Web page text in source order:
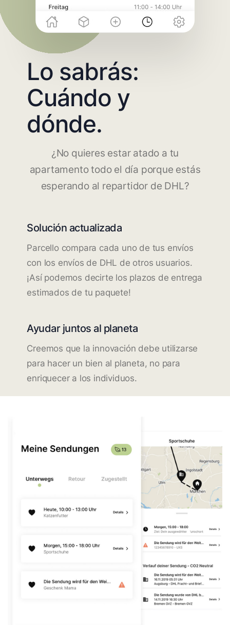
Lo sabrás:
Cuándo y
dónde.
¿No quieres estar atado a tu
apartamento todo el día porque estás
esperando al repartidor de DHL?
Solución actualizada
Parcello compara cada uno de tus envíos
con los envíos de DHL de otros usuarios.
¡Así podemos decirte los plazos de entrega
estimados de tu paquete!
Ayudar juntos al planeta
Creemos que la innovación debe utilizarse
para hacer un bien al planeta, no para
enriquecer a los individuos.